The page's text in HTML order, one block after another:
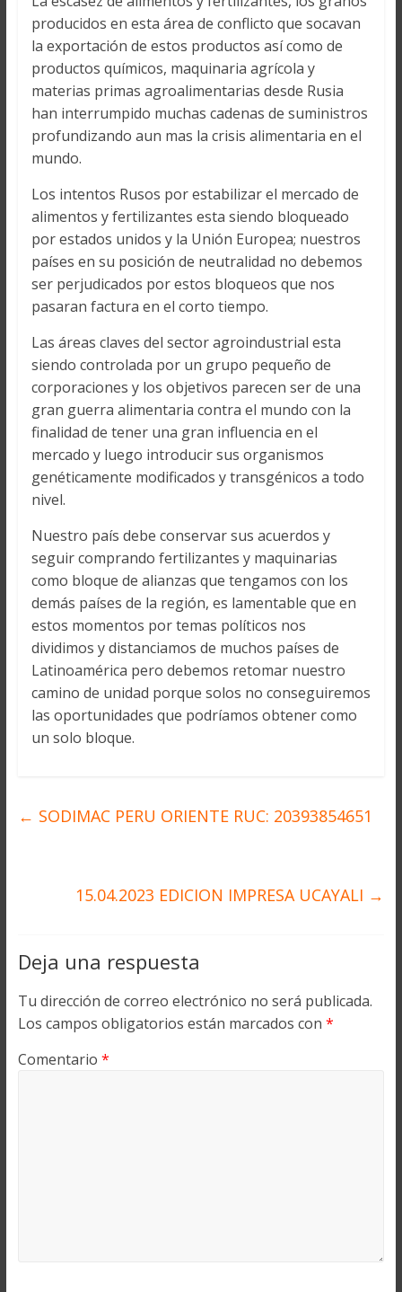
producidos en esta área de conflicto que socavan
la exportación de estos productos así como de
productos químicos, maquinaria agrícola y
materias primas agroalimentarias desde Rusia
han interrumpido muchas cadenas de suministros
profundizando aun mas la crisis alimentaria en el
mundo.
Los intentos Rusos por estabilizar el mercado de
alimentos y fertilizantes esta siendo bloqueado
por estados unidos y la Unión Europea; nuestros
países en su posición de neutralidad no debemos
ser perjudicados por estos bloqueos que nos
pasaran factura en el corto tiempo.
Las áreas claves del sector agroindustrial esta
siendo controlada por un grupo pequeño de
corporaciones y los objetivos parecen ser de una
gran guerra alimentaria contra el mundo con la
finalidad de tener una gran influencia en el
mercado y luego introducir sus organismos
genéticamente modificados y transgénicos a todo
nivel.
Nuestro país debe conservar sus acuerdos y
seguir comprando fertilizantes y maquinarias
como bloque de alianzas que tengamos con los
demás países de la región, es lamentable que en
estos momentos por temas políticos nos
dividimos y distanciamos de muchos países de
Latinoamérica pero debemos retomar nuestro
camino de unidad porque solos no conseguiremos
las oportunidades que podríamos obtener como
un solo bloque.
← SODIMAC PERU ORIENTE RUC: 20393854651
15.04.2023 EDICION IMPRESA UCAYALI →
Deja una respuesta
Tu dirección de correo electrónico no será publicada.
Los campos obligatorios están marcados con *
Comentario *